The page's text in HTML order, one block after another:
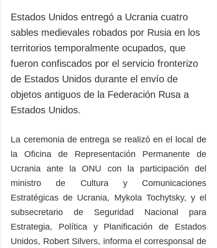
Cultura
Deportes
Crimen
Desastres y
emergencias
ADICIONAL
Podcasts
Entrevistas
Fotos
Video
Releases
SERVICIOS
imágenes
Estados Unidos entregó a Ucrania cuatro
sables medievales robados por Rusia en los
territorios temporalmente ocupados, que
fueron confiscados por el servicio fronterizo
de Estados Unidos durante el envío de
objetos antiguos de la Federación Rusa a
Estados Unidos.
La ceremonia de entrega se realizó en el local de
la Oficina de Representación Permanente de
Ucrania ante la ONU con la participación del
ministro de Cultura y Comunicaciones
Estratégicas de Ucrania, Mykola Tochytsky, y el
subsecretario de Seguridad Nacional para
Estrategia, Política y Planificación de Estados
Unidos, Robert Silvers, informa el corresponsal de